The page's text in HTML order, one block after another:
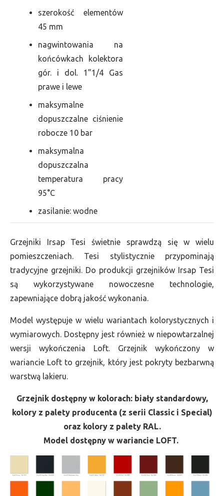
szerokość elementów
45 mm
nagwintowania na
końcówkach kolektora
gór. i dol. 1”1/4 Gas
prawe i lewe
maksymalne
dopuszczalne ciśnienie
robocze 10 bar
maksymalna
dopuszczalna
temperatura pracy
95°C
zasilanie: wodne
Grzejniki Irsap Tesi świetnie sprawdzą się w wielu
pomieszczeniach. Tesi stylistycznie przypominają
tradycyjne grzejniki. Do produkcji grzejników Irsap Tesi
są wykorzystywane nowoczesne technologie,
zapewniające dobrą jakość wykonania.
Model występuje w wielu wariantach kolorystycznych i
wymiarowych. Dostępny jest również w niepowtarzalnej
wersji wykończenia Loft. Grzejnik wykończony w
wariancie Loft to grzejnik, który jest pokryty bezbarwną
warstwą lakieru.
Grzejnik dostępny w kolorach: biały standardowy,
kolory z palety producenta (z serii Classic i Special)
oraz kolory z palety RAL.
Model dostępny w wariancie LOFT.